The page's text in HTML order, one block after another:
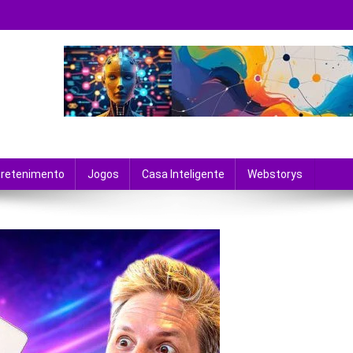
Jogos Casa Inteligente Webstorys